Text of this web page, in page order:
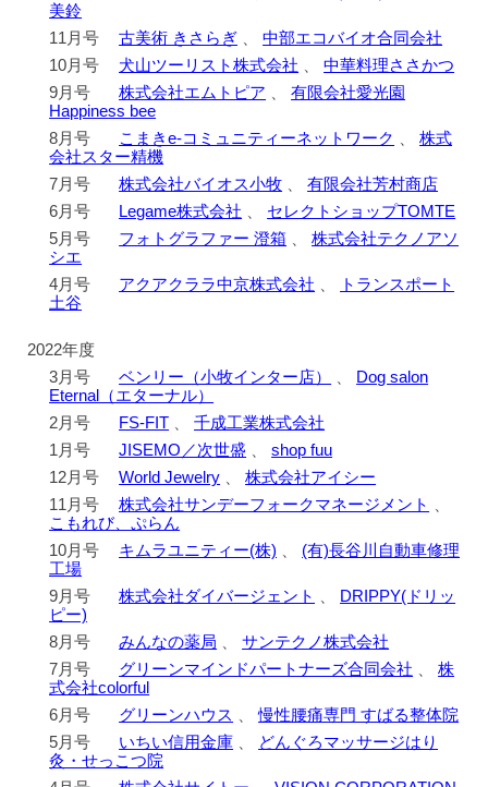
美鈴
11月号
古美術 きさらぎ 、中部エコバイオ合同会社
10月号
犬山ツーリスト株式会社 、中華料理ささかつ
9月号
株式会社エムトピア 、有限会社愛光園
Happiness bee
8月号
こまきe-コミュニティーネットワーク 、株式
会社スター精機
7月号
株式会社バイオス小牧 、有限会社芳村商店
6月号
Legame株式会社
セレクトショップTOMTE
5月号
フォトグラファー 澄箱 、株式会社テクノアソ
シエ
4月号
アクアクララ中京株式会社
トランスポート
土谷
2022年度
3月号
ベンリー（小牧インター店）
Dog salon
Eternal（エターナル）
2月号
FS-FIT 、千成工業株式会社
1月号
JISEMO／次世盛 、shop fuu
12月号
World Jewelry 、株式会社アイシー
11月号
株式会社サンデーフォークマネージメント
こもれび、ぷらん
10月号
キムラユニティー(株)
(有)長谷川自動車修理
工場
9月号
株式会社ダイバージェント
DRIPPY(ドリッ
ピー)
8月号
みんなの薬局 、サンテクノ株式会社
7月号
グリーンマインドパートナーズ合同会社 、株
式会社colorful
6月号
グリーンハウス 、慢性腰痛専門 すばる整体院
5月号
いちい信用金庫
どんぐろマッサージはり
灸・せっこつ院